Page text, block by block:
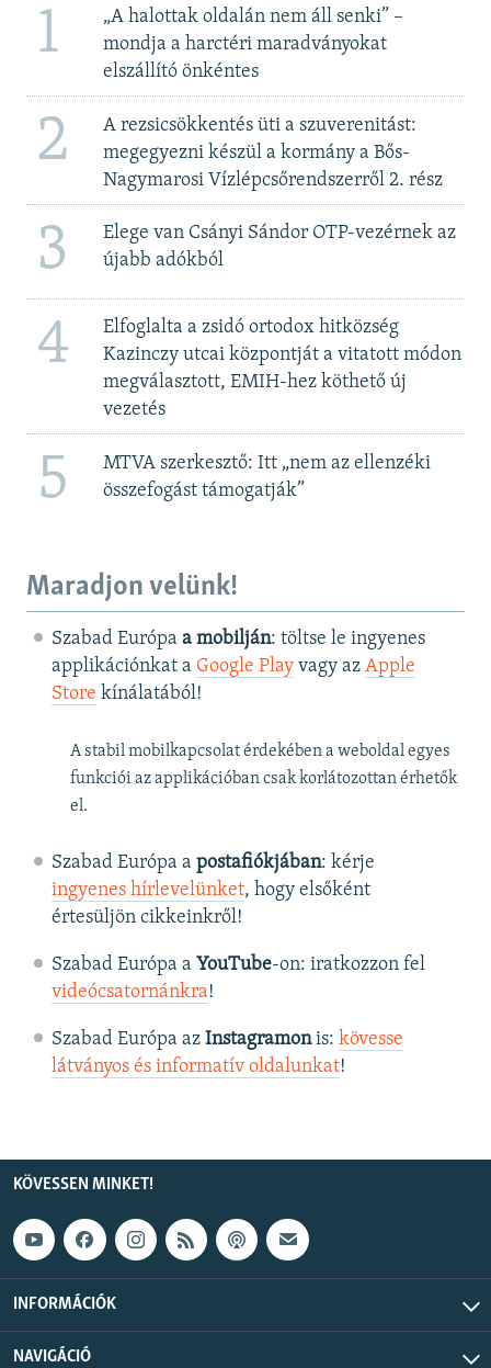
1
„A halottak oldalán nem áll senki” –
mondja a harctéri maradványokat
elszállító önkéntes
2
A rezsicsökkentés üti a szuverenitást:
megegyezni készül a kormány a Bős-
Nagymarosi Vízlépcsőrendszerről 2. rész
3
Elege van Csányi Sándor OTP-vezérnek az
újabb adókból
4
Elfoglalta a zsidó ortodox hitközség
Kazinczy utcai központját a vitatott módon
megválasztott, EMIH-hez köthető új
vezetés
5
MTVA szerkesztő: Itt „nem az ellenzéki
összefogást támogatják”
Maradjon velünk!
Szabad Európa a mobilján: töltse le ingyenes
applikációnkat a Google Playvagy az Apple
Store kínálatából!
A stabil mobilkapcsolat érdekében a weboldal egyes
funkciói az applikációban csak korlátozottan érhetők
el.
Szabad Európa a postafiókjában: kérje
ingyenes hírlevelünket, hogy elsőként
értesüljön cikkeinkről!
Szabad Európa a YouTube-on: iratkozzon fel
videócsatornánkra!
Szabad Európa az Instagramonis: kövesse
látványos és informatív oldalunkat! ​
KÖVESSEN MINKET!
INFORMÁCIÓK
NAVIGÁCIÓ